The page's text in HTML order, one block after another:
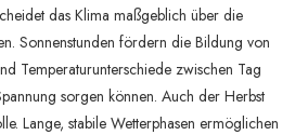
das Klima maßgeblich über die
Sonnenstunden fördern die Bildung von
Temperaturunterschiede zwischen Tag
sorgen können. Auch der Herbst
Lange, stabile Wetterphasen ermöglichen